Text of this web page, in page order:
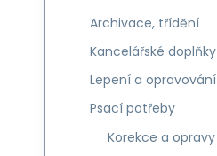
Archivace, třídění
Kancelářské doplňky
Lepení a opravování
Psací potřeby
Korekce a opravy